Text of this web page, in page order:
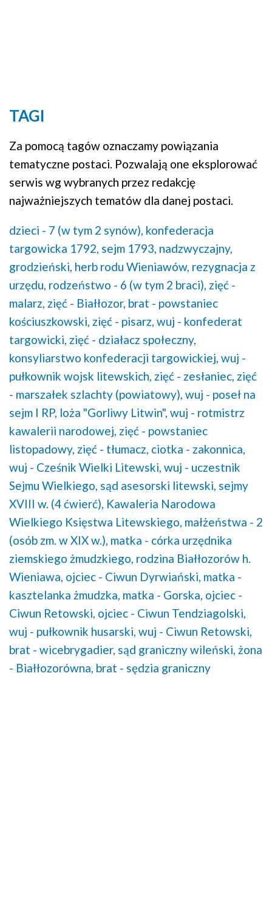
TAGI
Za pomocą tagów oznaczamy powiązania
tematyczne postaci. Pozwalają one eksplorować
serwis wg wybranych przez redakcję
najważniejszych tematów dla danej postaci.
dzieci - 7 (w tym 2 synów), konfederacja
targowicka 1792, sejm 1793, nadzwyczajny,
grodzieński, herb rodu Wieniawów, rezygnacja z
urzędu, rodzeństwo - 6 (w tym 2 braci), zięć -
malarz, zięć - Białłozor, brat - powstaniec
kościuszkowski, zięć - pisarz, wuj - konfederat
targowicki, zięć - działacz społeczny,
konsyliarstwo konfederacji targowickiej, wuj -
pułkownik wojsk litewskich, zięć - zesłaniec, zięć
- marszałek szlachty (powiatowy), wuj - poseł na
sejm I RP, loża "Gorliwy Litwin", wuj - rotmistrz
kawalerii narodowej, zięć - powstaniec
listopadowy, zięć - tłumacz, ciotka - zakonnica,
wuj - Cześnik Wielki Litewski, wuj - uczestnik
Sejmu Wielkiego, sąd asesorski litewski, sejmy
XVIII w. (4 ćwierć), Kawaleria Narodowa
Wielkiego Księstwa Litewskiego, małżeństwa - 2
(osób zm. w XIX w.), matka - córka urzędnika
ziemskiego żmudzkiego, rodzina Białłozorów h.
Wieniawa, ojciec - Ciwun Dyrwiański, matka -
kasztelanka żmudzka, matka - Gorska, ojciec -
Ciwun Retowski, ojciec - Ciwun Tendziagolski,
wuj - pułkownik husarski, wuj - Ciwun Retowski,
brat - wicebrygadier, sąd graniczny wileński, żona
- Białłozorówna, brat - sędzia graniczny